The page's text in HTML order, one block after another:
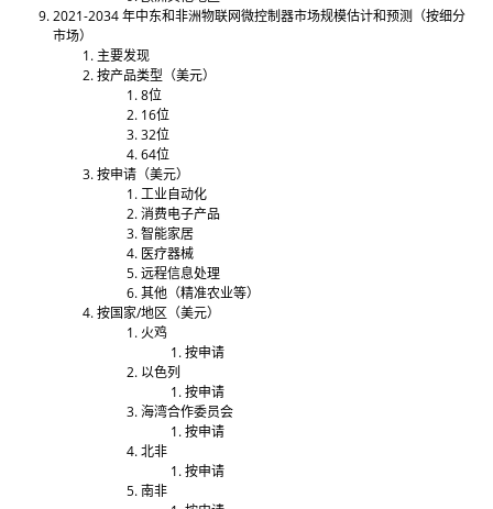
2021-2034 年中东和非洲物联网微控制器市场规模估计和预测（按细分
市场）
主要发现
按产品类型（美元）
8位
16位
32位
64位
按申请（美元）
工业自动化
消费电子产品
智能家居
医疗器械
远程信息处理
其他（精准农业等）
按国家/地区（美元）
火鸡
按申请
以色列
按申请
海湾合作委员会
按申请
北非
按申请
南非